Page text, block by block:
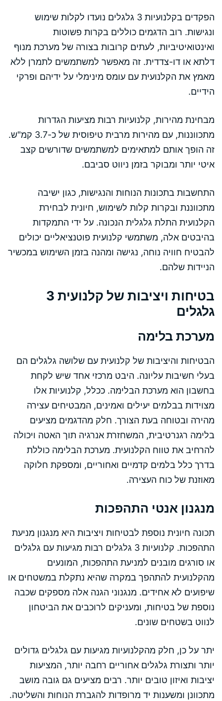
הפקדים בקלנועיות 3 גלגלים נועדו לקלות שימוש
ונגישות. רוב הדגמים כוללים בקרות פשוטות
ואינטואיטיביות, לעתים קרובות בצורה של מערכת מנוף
דלתא או דו-צדדית. זה מאפשר למשתמשים לתמרן ללא
מאמץ את הקלנועית עם עומס מינימלי על ידיהם ופרקי
הידיים.
מבחינת מהירות, קלנועיות רבות מציעות הגדרות
מתכווננות, עם מהירות מרבית טיפוסית של כ-3.7 קמ"ש.
זה הופך אותם למתאימים למשתמשים שדורשים קצב
איטי יותר ומבוקר בזמן ניווט סביבם.
התחשבות בתכונות הנוחות והנגישות, כגון ישיבה
מתכווננת ובקרות קלות לשימוש, חיונית לבחירת
הקלנועית התלת גלגלית הנכונה. על ידי התמקדות
בהיבטים אלה, משתמשי קלנועית פוטנציאליים יכולים
להבטיח חוויה נוחה, נגישה ומהנה בזמן השימוש במכשיר
הניידות שלהם.
בטיחות ויציבות של קלנועית 3
גלגלים
מערכת בלימה
הבטיחות והיציבות של קלנועית עם שלושה גלגלים הם
בעלי חשיבות עליונה. היבט מרכזי אחד שיש לקחת
בחשבון הוא מערכת הבלימה. ככלל, קלנועיות אלו
מצוידות בבלמים יעילים ואמינים, המבטיחים עצירה
מהירה ובטוחה בעת הצורך. חלק מהדגמים מציעים
בלימה רגנרטיבית, המשחזרת אנרגיה תוך האטה ויכולה
להרחיב את טווח הקלנועית. מערכת הבלימה כוללת
בדרך כלל בלמים קדמיים ואחוריים, ומספקת חלוקה
מאוזנת של כוח העצירה.
מנגנון אנטי התהפכות
תכונה חיונית נוספת לבטיחות ויציבות היא מנגנון מניעת
התהפכות. קלנועיות 3 גלגלים רבות מגיעות עם גלגלים
או סורגים מובנים למניעת התהפכות, המונעים
מהקלנועית להתהפך במקרה שהיא נתקלת במשטחים או
שיפועים לא אחידים. מנגנוני הגנה אלה מספקים שכבה
נוספת של בטיחות, ומעניקים לרוכבים את הביטחון
לנווט בשטחים שונים.
יתר על כן, חלק מהקלנועיות מגיעות עם גלגלים גדולים
יותר ותצורת גלגלים אחוריים רחבה יותר, המציעות
יציבות ואיזון טובים יותר. רבים מציעים גם גובה מושב
מתכוונן ומשענות יד מרופדות להגברת הנוחות והשליטה.